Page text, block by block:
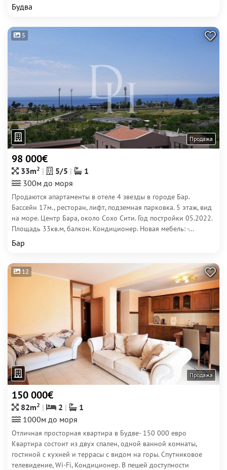
Будва
5
Продажа
98 000€
33m2 5/5
1
300м до моря
Продаются апартаменты в отеле 4 звезды в городе Бар.
Бассейн 17м., ресторан, лифт, подземная парковка. 5 этаж, вид
на море. Центр Бара, около Сохо Сити. Год постройки 05.2022.
Площадь 33кв.м, балкон. Кондиционер. Новая мебель: -...
Бар
12
Продажа
150 000€
82m2 2
1
1000м до моря
Отличная просторная квартира в Будве- 150 000 евро
Квартира состоит из двух спален, одной ванной комнаты,
гостиной с кухней и террасы с видом на горы. Спутниковое
телевидение, Wi-Fi, Кондиционер. В пешей доступности